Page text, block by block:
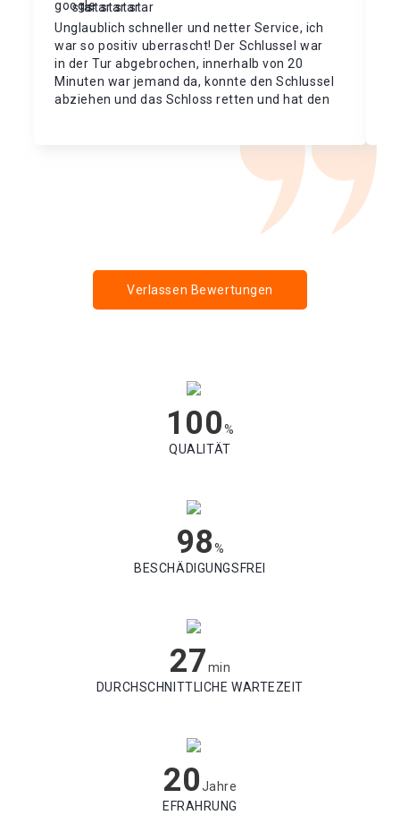
Unglaublich schneller und netter Service, ich
war so positiv uberrascht! Der Schlussel war
in der Tur abgebrochen, innerhalb von 20
Minuten war jemand da, konnte den Schlussel
abziehen und das Schloss retten und hat den
Verlassen Bewertungen
100%
QUALITÄT
98%
BESCHÄDIGUNGSFREI
27min
DURCHSCHNITTLICHE WARTEZEIT
20Jahre
EFRAHRUNG